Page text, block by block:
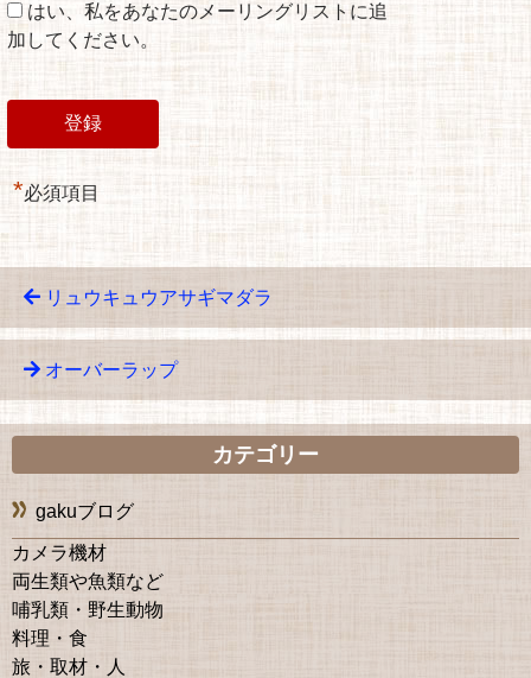
はい、私をあなたのメーリングリストに追
加してください。
*必須項目
リュウキュウアサギマダラ
オーバーラップ
カテゴリー
gakuブログ
カメラ機材
両生類や魚類など
哺乳類・野生動物
料理・食
旅・取材・人